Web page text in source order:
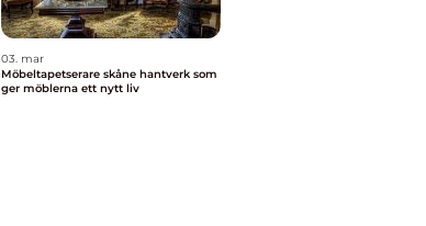
03. mar
Möbeltapetserare skåne hantverk som
ger möblerna ett nytt liv